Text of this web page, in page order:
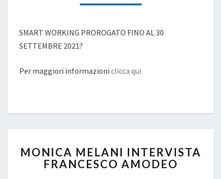
30/09/2021
SMART WORKING PROROGATO FINO AL 30
SETTEMBRE 2021?
Per maggiori informazioni clicca qui
MELANI
INTERVISTA
MONICA MELANI INTERVISTA
FRANCESCO AMODEO